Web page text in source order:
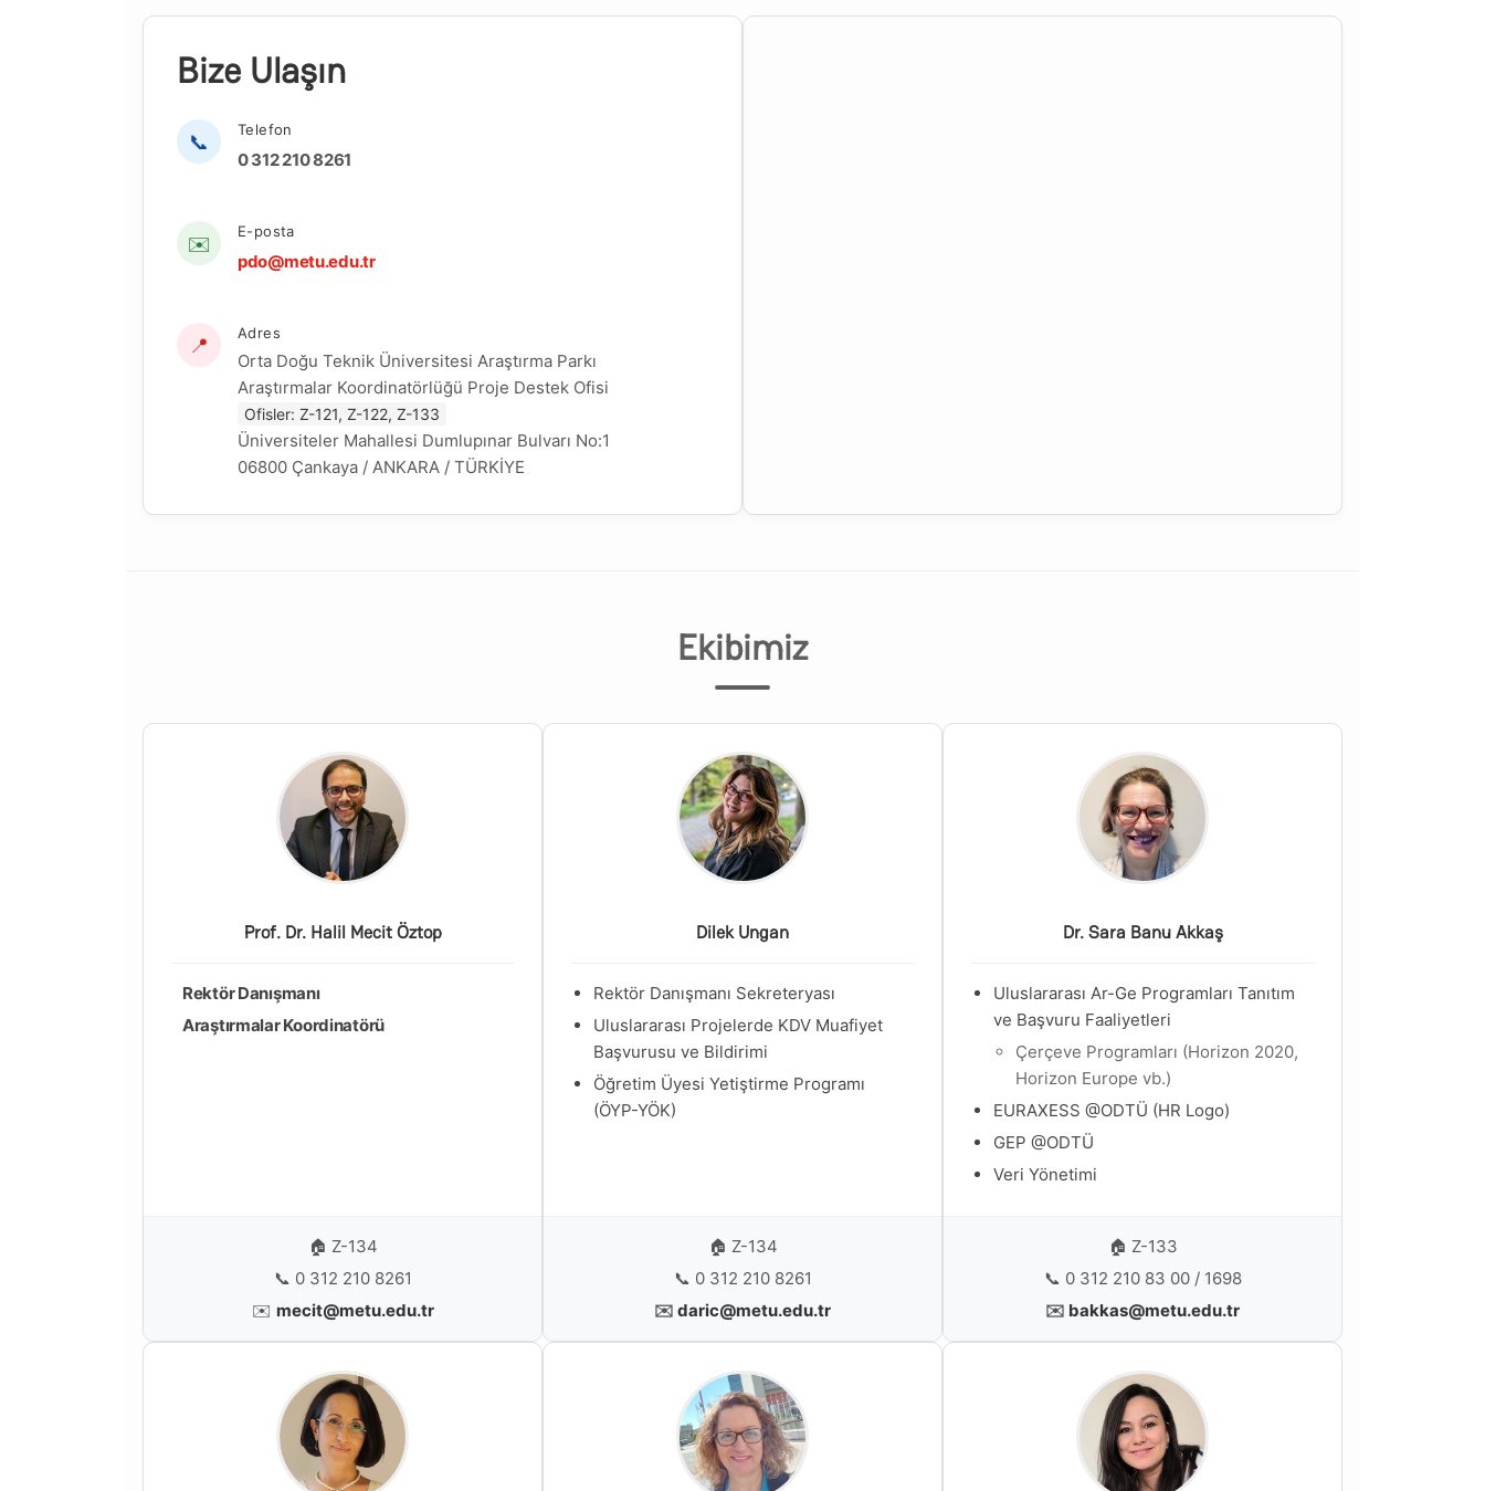
Bize Ulaşın
📞
Telefon
0 312 210 8261
✉️
E-posta
pdo@metu.edu.tr
📍
Adres
Orta Doğu Teknik Üniversitesi Araştırma Parkı
Araştırmalar Koordinatörlüğü Proje Destek Ofisi
Ofisler: Z-121, Z-122, Z-133
Üniversiteler Mahallesi Dumlupınar Bulvarı No:1
06800 Çankaya / ANKARA / TÜRKİYE
Ekibimiz
Prof. Dr. Halil Mecit Öztop
Rektör Danışmanı
Araştırmalar Koordinatörü
🏠 Z-134
📞 0 312 210 8261
✉️ mecit@metu.edu.tr
Dilek Ungan
Rektör Danışmanı Sekreteryası
Uluslararası Projelerde KDV Muafiyet
Başvurusu ve Bildirimi
Öğretim Üyesi Yetiştirme Programı
(ÖYP-YÖK)
🏠 Z-134
📞 0 312 210 8261
✉️ daric@metu.edu.tr
Dr. Sara Banu Akkaş
Uluslararası Ar-Ge Programları Tanıtım
ve Başvuru Faaliyetleri
Çerçeve Programları (Horizon 2020,
Horizon Europe vb.)
EURAXESS @ODTÜ (HR Logo)
GEP @ODTÜ
Veri Yönetimi
🏠 Z-133
📞 0 312 210 83 00 / 1698
✉️ bakkas@metu.edu.tr